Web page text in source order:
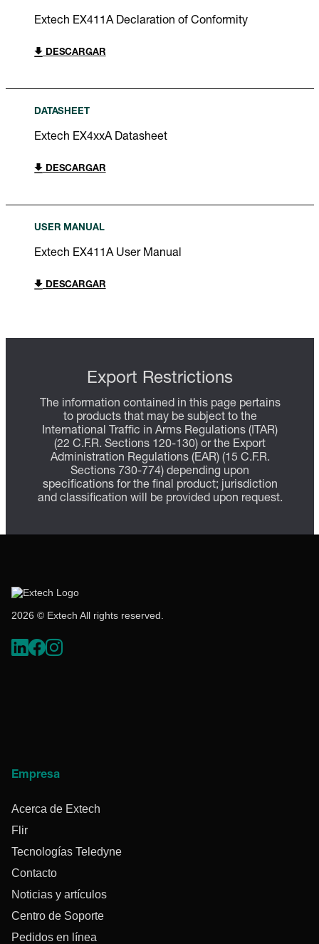
Extech EX411A Declaration of Conformity
DESCARGAR
DATASHEET
Extech EX4xxA Datasheet
DESCARGAR
USER MANUAL
Extech EX411A User Manual
DESCARGAR
Export Restrictions
The information contained in this page pertains
to products that may be subject to the
International Traffic in Arms Regulations (ITAR)
(22 C.F.R. Sections 120-130) or the Export
Administration Regulations (EAR) (15 C.F.R.
Sections 730-774) depending upon
specifications for the final product; jurisdiction
and classification will be provided upon request.
2026 © Extech All rights reserved.
Empresa
Acerca de Extech
Flir
Tecnologías Teledyne
Contacto
Noticias y artículos
Centro de Soporte
Pedidos en línea